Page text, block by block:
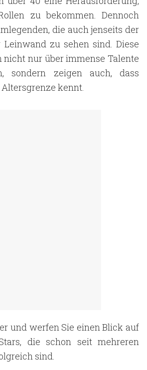
zu bekommen. Dennoch
die auch jenseits der
zu sehen sind. Diese
nicht nur über immense Talente
sondern zeigen auch, dass
kennt.
und werfen Sie einen Blick auf
die schon seit mehreren
sind.